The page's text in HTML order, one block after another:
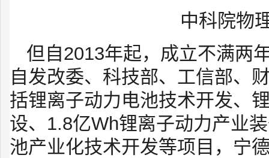
中科院物
但自2013年起，成立不满两
自发改委、科技部、工信部、
括锂离子动力电池技术开发、
设、1.8亿Wh锂离子动力产业
池产业化技术开发等项目，宁